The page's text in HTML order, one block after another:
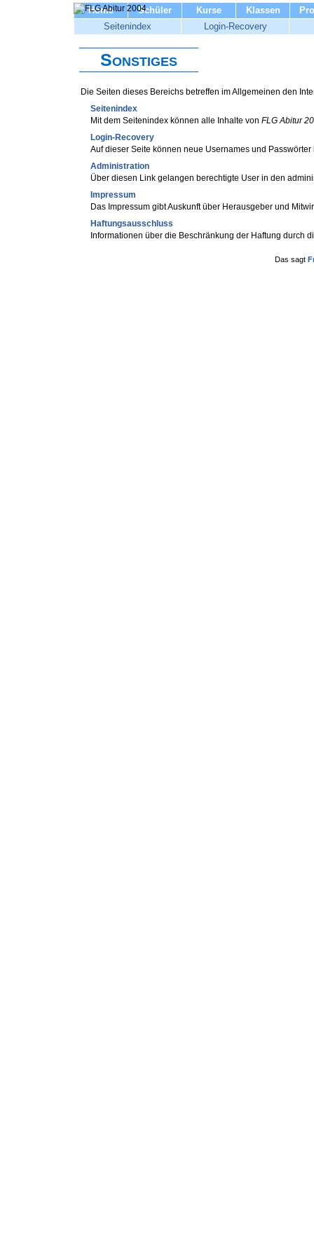
Home Schüler Kurse Klassen
Seitenindex
Login-Recovery
Sonstiges
Die Seiten dieses Bereichs betreffen im Allgemeinen den
Seitenindex
Mit dem Seitenindex können alle Inhalte von FLG Abitur
Login-Recovery
Auf dieser Seite können neue Usernames und
Administration
Über diesen Link gelangen berechtigte User in den
Impressum
Das Impressum gibt Auskunft über Herausgeber und
Haftungsausschluss
Informationen über die Beschränkung der Haftung durch
Das sagt